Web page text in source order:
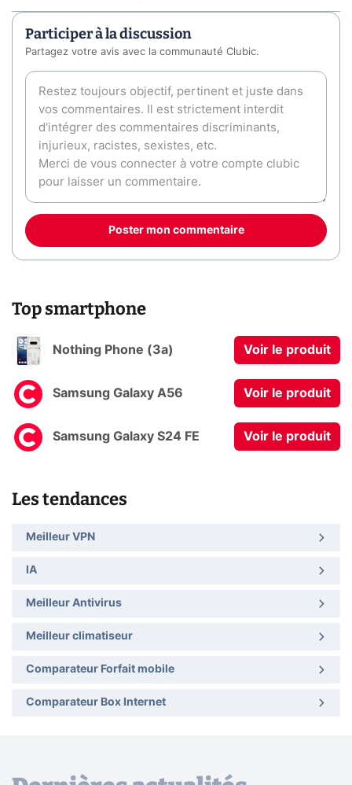
Participer à la discussion
Partagez votre avis avec la communauté Clubic.
Poster mon commentaire
Top smartphone
Nothing Phone (3a) Voir le produit
Samsung Galaxy A56 Voir le produit
Samsung Galaxy S24 FE Voir le produit
Les tendances
Meilleur VPN
IA
Meilleur Antivirus
Meilleur climatiseur
Comparateur Forfait mobile
Comparateur Box Internet